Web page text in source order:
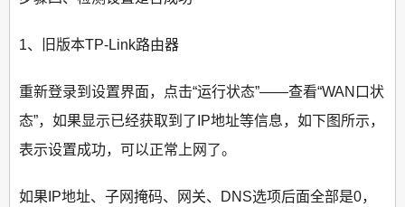
1、旧版本TP-Link路由器
重新登录到设置界面，点击“运行状态”——查看“WAN口状
态”，如果显示已经获取到了IP地址等信息，如下图所示，
表示设置成功，可以正常上网了。
如果IP地址、子网掩码、网关、DNS选项后面全部是0，